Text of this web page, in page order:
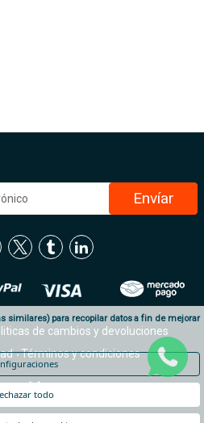
de cambios y devoluciones
Términos y condiciones
Todos los derechos reservados
similares) para recopilar datos a fin de mejorar
todo